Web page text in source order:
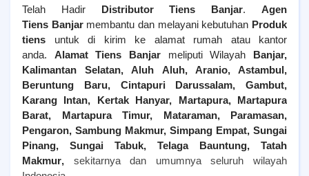
Telah Hadir Distributor Tiens Banjar.Agen
Tiens Banjar membantu dan melayani kebutuhan Produk
tiens untuk di kirim ke alamat rumah atau kantor
anda. Alamat Tiens Banjar meliputi Wilayah Banjar,
Kalimantan Selatan, Aluh Aluh, Aranio, Astambul,
Beruntung Baru, Cintapuri Darussalam, Gambut,
Karang Intan, Kertak Hanyar, Martapura, Martapura
Barat, Martapura Timur, Mataraman, Paramasan,
Pengaron, Sambung Makmur, Simpang Empat, Sungai
Pinang, Sungai Tabuk, Telaga Bauntung, Tatah
Makmur,
sekitarnya dan umumnya seluruh wilayah